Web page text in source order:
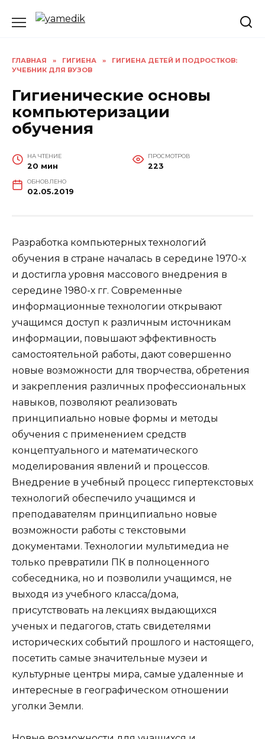
ГЛАВНАЯ » ГИГИЕНА »
ГИГИЕНА ДЕТЕЙ И ПОДРОСТКОВ:
УЧЕБНИК ДЛЯ ВУЗОВ
Гигиенические основы
компьютеризации
обучения
НА ЧТЕНИЕ
20 мин
ПРОСМОТРОВ
223
ОБНОВЛЕНО
02.05.2019
Разработка компьютерных технологий
обучения в стране началась в середине 1970-х
и достигла уровня массового внедрения в
середине 1980-х гг. Современные
информационные технологии открывают
учащимся доступ к различным источникам
информации, повышают эффективность
самостоятельной работы, дают совершенно
новые возможности для творчества, обретения
и закрепления различных профессиональных
навыков, позволяют реализовать
принципиально новые формы и методы
обучения с применением средств
концептуального и математического
моделирования явлений и процессов.
Внедрение в учебный процесс гипертекстовых
технологий обеспечило учащимся и
преподавателям принципиально новые
возможности работы с текстовыми
документами. Технологии мультимедиа не
только превратили ПК в полноценного
собеседника, но и позволили учащимся, не
выходя из учебного класса/дома,
присутствовать на лекциях выдающихся
ученых и педагогов, стать свидетелями
исторических событий прошлого и настоящего,
посетить самые значительные музеи и
культурные центры мира, самые удаленные и
интересные в географическом отношении
уголки Земли.